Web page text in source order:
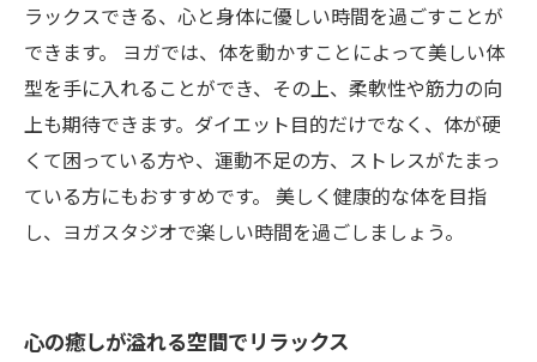
ラックスできる、心と身体に優しい時間を過ごすことが
できます。 ヨガでは、体を動かすことによって美しい体
型を手に入れることができ、その上、柔軟性や筋力の向
上も期待できます。ダイエット目的だけでなく、体が硬
くて困っている方や、運動不足の方、ストレスがたまっ
ている方にもおすすめです。 美しく健康的な体を目指
し、ヨガスタジオで楽しい時間を過ごしましょう。
心の癒しが溢れる空間でリラックス